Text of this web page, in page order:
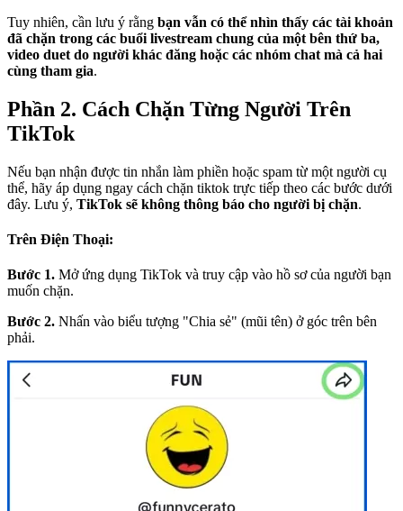
Tuy nhiên, cần lưu ý rằng bạn vẫn có thể nhìn thấy các tài khoản
đã chặn trong các buổi livestream chung của một bên thứ ba,
video duet do người khác đăng hoặc các nhóm chat mà cả hai
cùng tham gia.
Phần 2. Cách Chặn Từng Người Trên
TikTok
Nếu bạn nhận được tin nhắn làm phiền hoặc spam từ một người cụ
thể, hãy áp dụng ngay cách chặn tiktok trực tiếp theo các bước dưới
đây. Lưu ý, TikTok sẽ không thông báo cho người bị chặn.
Trên Điện Thoại:
Bước 1. Mở ứng dụng TikTok và truy cập vào hồ sơ của người bạn
muốn chặn.
Bước 2. Nhấn vào biểu tượng "Chia sẻ" (mũi tên) ở góc trên bên
phải.